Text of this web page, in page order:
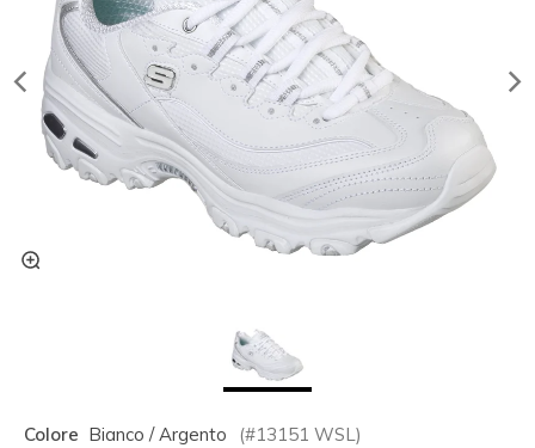
Colore Bianco / Argento (#13151 WSL)